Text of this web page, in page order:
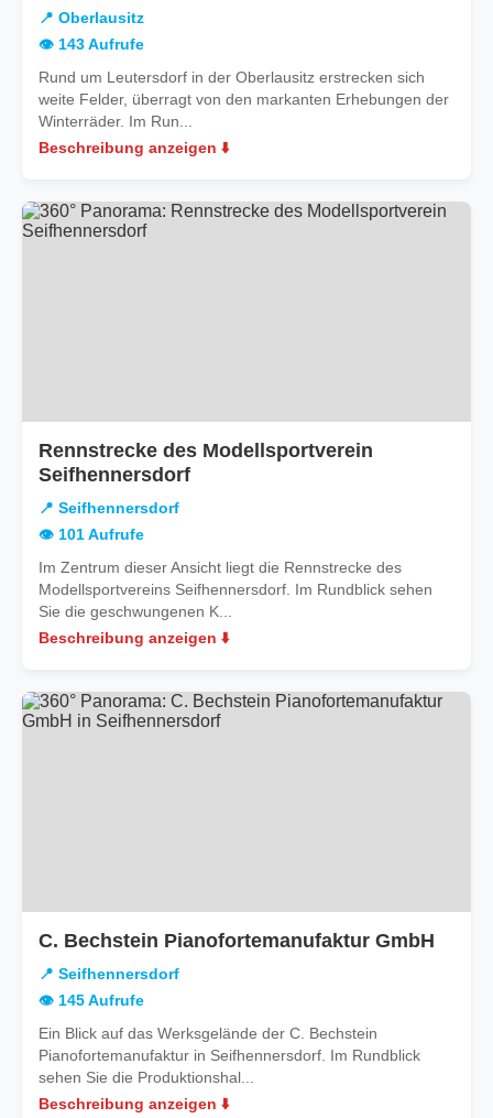
📍 Oberlausitz
👁️ 143 Aufrufe
Rund um Leutersdorf in der Oberlausitz erstrecken sich
weite Felder, überragt von den markanten Erhebungen der
Winterräder. Im Run...
Beschreibung anzeigen ⬇️
Rennstrecke des Modellsportverein
Seifhennersdorf
📍 Seifhennersdorf
👁️ 101 Aufrufe
Im Zentrum dieser Ansicht liegt die Rennstrecke des
Modellsportvereins Seifhennersdorf. Im Rundblick sehen
Sie die geschwungenen K...
Beschreibung anzeigen ⬇️
C. Bechstein Pianofortemanufaktur GmbH
📍 Seifhennersdorf
👁️ 145 Aufrufe
Ein Blick auf das Werksgelände der C. Bechstein
Pianofortemanufaktur in Seifhennersdorf. Im Rundblick
sehen Sie die Produktionshal...
Beschreibung anzeigen ⬇️